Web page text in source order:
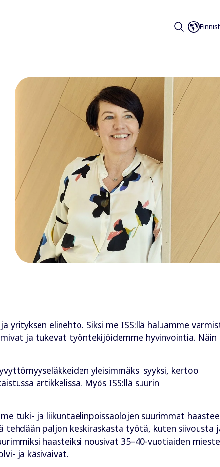
elinehto. Siksi me ISS:llä haluamme
ja tukevat työntekijöidemme hyvinvointia. Näin
yleisimmäksi syyksi, kertoo
artikkelissa. Myös ISS:llä suurin
tuki- ja liikuntaelinpoissaolojen suurimmat
tehdään paljon keskiraskasta työtä, kuten siivousta
haasteiksi nousivat 35–40-vuotiaiden
ja käsivaivat.